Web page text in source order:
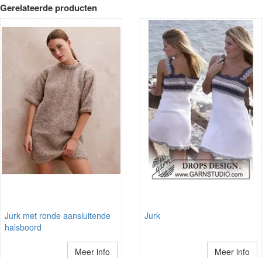
Gerelateerde producten
Jurk met ronde aansluitende
halsboord
Meer info
Jurk
Meer info